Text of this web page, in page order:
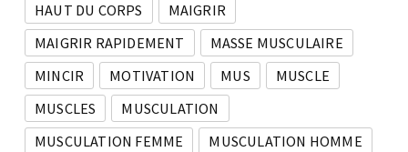
HAUT DU CORPS
MAIGRIR
MAIGRIR RAPIDEMENT
MASSE MUSCULAIRE
MINCIR
MOTIVATION MUS
MUSCLE
MUSCLES
MUSCULATION
MUSCULATION FEMME
MUSCULATION HOMME